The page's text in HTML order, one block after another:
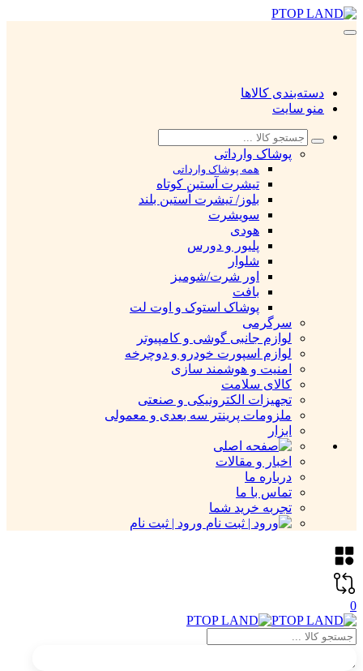
دسته‌بندی کالاها
منو سایت
پوشاک وارداتی
همه پوشاک وارداتی
تیشرت آستین کوتاه
بلوز/ تیشرت آستین بلند
سویشرت
هودی
پلیور و دورس
شلوار
اور شرت/شومیز
بافت
پوشاک استوک و اوت لت
سرگرمی
لوازم جانبی گوشی و کامپیوتر
لوازم اسپورت خودرو و دوچرخه
امنیت و هوشمند سازی
کالای سلامت
تجهیزات الکترونیکی و صنعتی
ملزومات پرینتر سه بعدی و معمولی
ابزار
اخبار و مقالات
درباره ما
تماس با ما
تجربه خرید شما
ورود | ثبت نام
0